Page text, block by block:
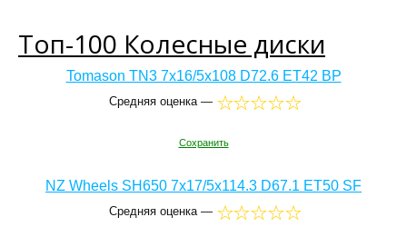
Топ-100 Колесные диски
Tomason TN3 7x16/5x108 D72.6 ET42 BP
Средняя оценка —
Сохранить
NZ Wheels SH650 7x17/5x114.3 D67.1 ET50 SF
Средняя оценка —